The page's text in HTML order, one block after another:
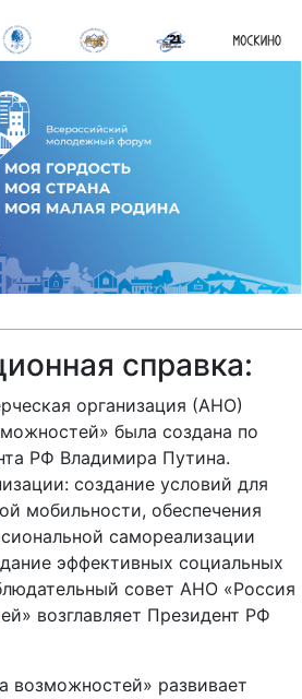
справка:
организация (АНО)
была создана по
РФ Владимира Путина.
создание условий для
мобильности, обеспечения
самореализации
эффективных социальных
совет АНО «Россия
возглавляет Президент РФ
возможностей» развивает